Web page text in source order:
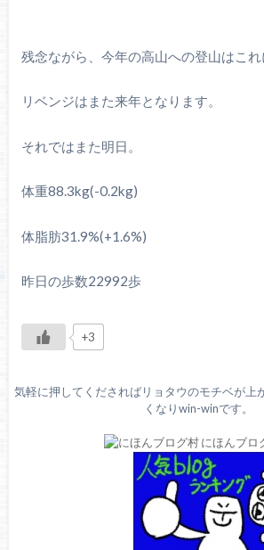
残念ながら、今年の高山への登山はこれ
リベンジはまた来年となります。
それではまた明日。
体重88.3kg(-0.2kg)
体脂肪31.9%(+1.6%)
昨日の歩数22992歩
+3
気軽に押してくださればリョタウのモチベが上
くなりwin-winです。